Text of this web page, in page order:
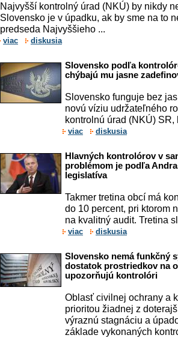
Najvyšší kontrolný úrad (NKÚ) by nikdy
Slovensko je v úpadku, ak by sme na to
predseda Najvyššieho ...
viac diskusia
Slovensko podľa
chýbajú mu jasne
Slovensko funguje bez
novú víziu udržateľného
kontrolnú úrad (NKÚ)
viac diskusia
Hlavných kontrolórov v
problémom je podľa
legislatíva
Takmer tretina obcí má
do 10 percent, pri ktorom
na kvalitný audit. Tretina
viac diskusia
Slovensko nemá funkčný
dostatok prostriedkov na
upozorňujú kontrolóri
Oblasť civilnej ochrany a
prioritou žiadnej z
výraznú stagnáciu a
základe vykonaných